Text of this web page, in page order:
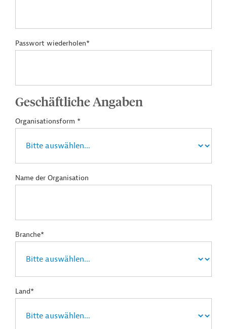
Passwort wiederholen*
Geschäftliche Angaben
Organisationsform *
Name der Organisation
Branche*
Land*